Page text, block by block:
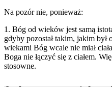
Na pozór nie, ponieważ:
1. Bóg od wieków jest samą
gdyby pozostał takim, jakim
wiekami Bóg wcale nie miał
Boga nie łączyć się z ciałem.
stosowne.